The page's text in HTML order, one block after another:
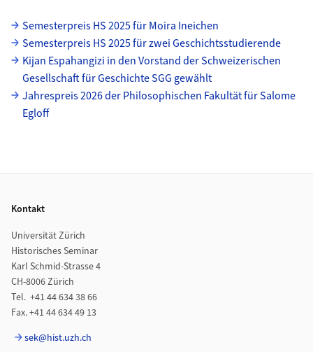
Unterseiten
Semesterpreis HS 2025 für Moira Ineichen
Semesterpreis HS 2025 für zwei Geschichtsstudierende
Kijan Espahangizi in den Vorstand der Schweizerischen
Gesellschaft für Geschichte SGG gewählt
Jahrespreis 2026 der Philosophischen Fakultät für Salome
Egloff
Kontakt
Universität Zürich
Historisches Seminar
Karl Schmid-Strasse 4
CH-8006 Zürich
Tel. +41 44 634 38 66
Fax. +41 44 634 49 13
sek@hist.uzh.ch